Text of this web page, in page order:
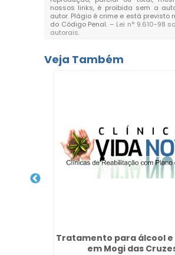
nossos links, é proibida sem a
autor. Plágio é crime e está previsto
do Código Penal. – Lei n° 9.610-98
autorais.
Veja Também
Tratamento para álcool e
em Mogi das